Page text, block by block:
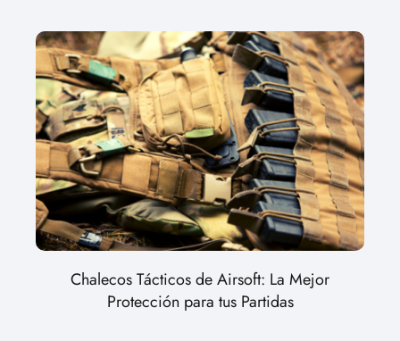
Chalecos Tácticos de Airsoft: La Mejor
Protección para tus Partidas